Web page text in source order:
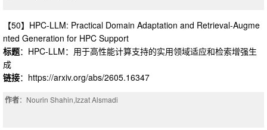
【50】HPC-LLM: Practical Domain Adaptation and Retrieval-Augme
nted Generation for HPC Support
标题：HPC-LLM：用于高性能计算支持的实用领域适应和检索增强生
成
链接：https://arxiv.org/abs/2605.16347
作者：Nourin Shahin,Izzat Alsmadi